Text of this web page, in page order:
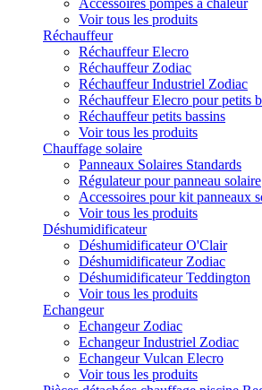
Accessoires pompes à chaleur
Voir tous les produits
Réchauffeur
Réchauffeur Elecro
Réchauffeur Zodiac
Réchauffeur Industriel Zodiac
Réchauffeur Elecro pour petits
Réchauffeur petits bassins
Voir tous les produits
Chauffage solaire
Panneaux Solaires Standards
Régulateur pour panneau solaire
Accessoires pour kit panneaux
Voir tous les produits
Déshumidificateur
Déshumidificateur O'Clair
Déshumidificateur Zodiac
Déshumidificateur Teddington
Voir tous les produits
Echangeur
Echangeur Zodiac
Echangeur Industriel Zodiac
Echangeur Vulcan Elecro
Voir tous les produits